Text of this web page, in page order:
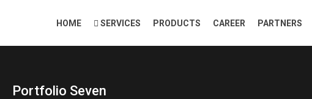
HOME SERVICES PRODUCTS CAREER PARTNERS
Portfolio Seven